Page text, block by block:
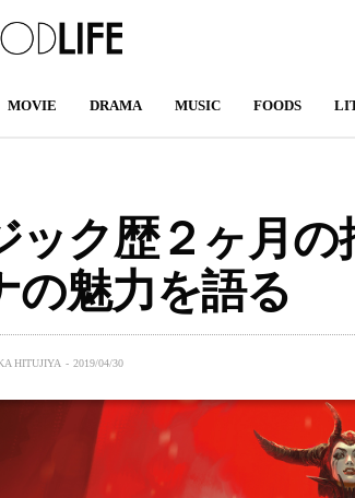
MOVIE DRAMA MUSIC FOODS
ック歴２ヶ月の
の魅力を語る
HITUJIYA 2019/04/30